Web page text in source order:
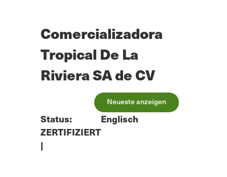
Comercializadora
Tropical De La
Riviera SA de CV
Neueste anzeigen
Status:
ZERTIFIZIERT
|
Englisch